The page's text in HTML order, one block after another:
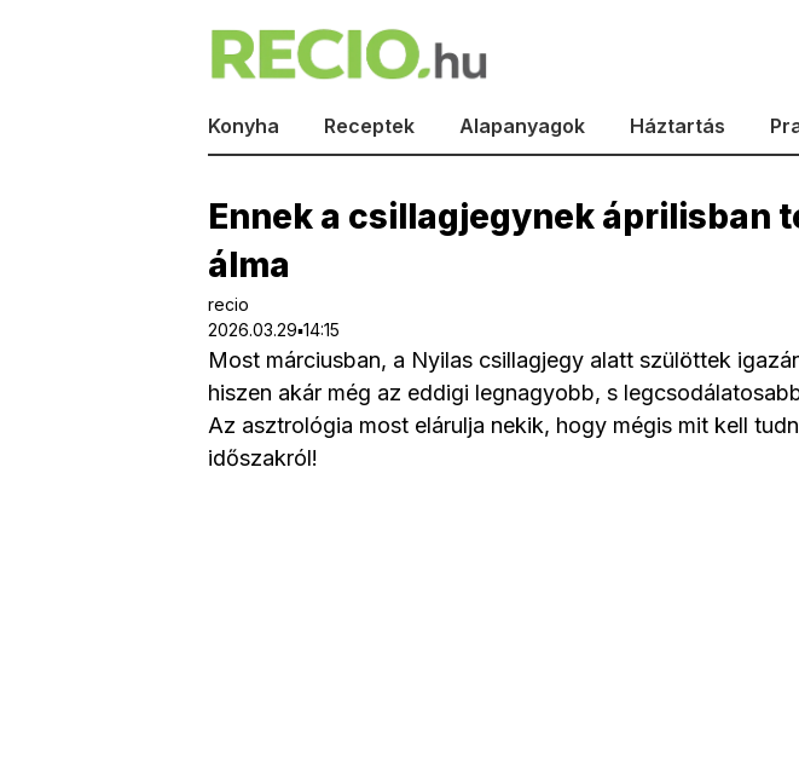
Konyha Receptek Alapanyagok Háztartás
Ennek a csillagjegynek áprilisban
álma
recio
2026.03.29▪14:15
Most márciusban, a Nyilas csillagjegy alatt szülöttek
hiszen akár még az eddigi legnagyobb, s
Az asztrológia most elárulja nekik, hogy mégis mit kell
időszakról!